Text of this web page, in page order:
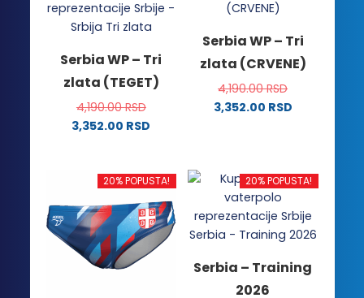
Serbia WP – Tri
zlata (TEGET)
4,190.00RSD
3,352.00 RSD
ima
varijanti.
Opcije
mogu
biti
Serbia WP – Tri
zlata (CRVENE)
4,190.00RSD
3,352.00 RSD
više
varijanti.
Opcije
mogu
izabrane
na
20% POPUSTA! 20% POPUSTA!
Serbia – Training
2026